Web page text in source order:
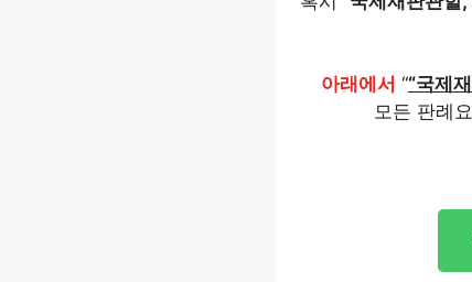
아래에서 ““국제
모든 판례